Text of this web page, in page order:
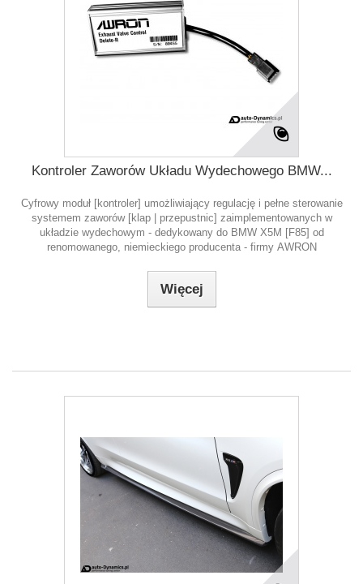
Kontroler Zaworów Układu Wydechowego BMW...
Cyfrowy moduł [kontroler] umożliwiający regulację i pełne sterowanie
systemem zaworów [klap | przepustnic] zaimplementowanych w
układzie wydechowym - dedykowany do BMW X5M [F85] od
renomowanego, niemieckiego producenta - firmy AWRON
Więcej